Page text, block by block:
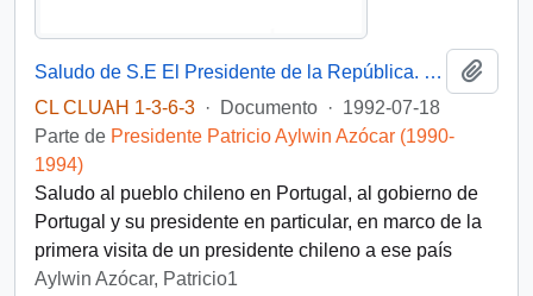
Saludo de S.E El Presidente de la República. D. Patricio Aylwin Azócar, a su llegada a Portugal
CL CLUAH 1-3-6-3 · Documento · 1992-07-18
Parte de Presidente Patricio Aylwin Azócar (1990-
1994)
Saludo al pueblo chileno en Portugal, al gobierno de
Portugal y su presidente en particular, en marco de la
primera visita de un presidente chileno a ese país
Aylwin Azócar, Patricio1